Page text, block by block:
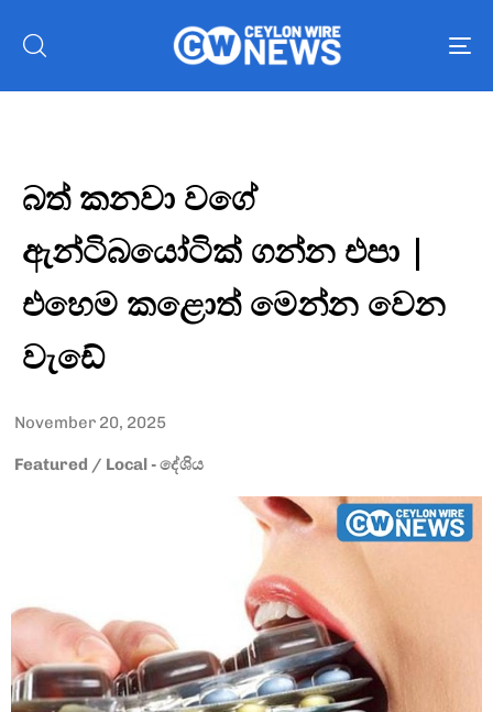
Type and hit enter
බත් කනවා වගේ
ඇන්ටිබයෝටික් ගන්න එපා |
එහෙම කළොත් මෙන්න වෙන
වැඩේ
November 20, 2025
Featured / Local - දේශිය